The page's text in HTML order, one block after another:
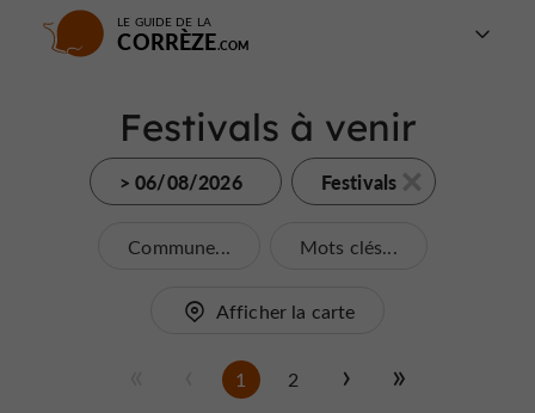
LE GUIDE DE LA
CORRÈZE
Festivals à venir
> 06/08/2026 Festivals
Commune... Mots clés...
Afficher la carte
1 2